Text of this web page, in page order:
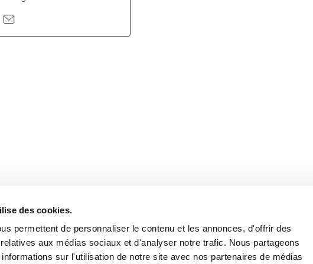
des cookies.
permettent de personnaliser le contenu et les annonces, d'offrir des
aux médias sociaux et d'analyser notre trafic. Nous partageons
sur l'utilisation de notre site avec nos partenaires de médias